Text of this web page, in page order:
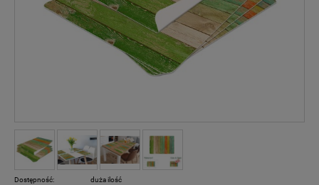
Dostępność:
duża ilość